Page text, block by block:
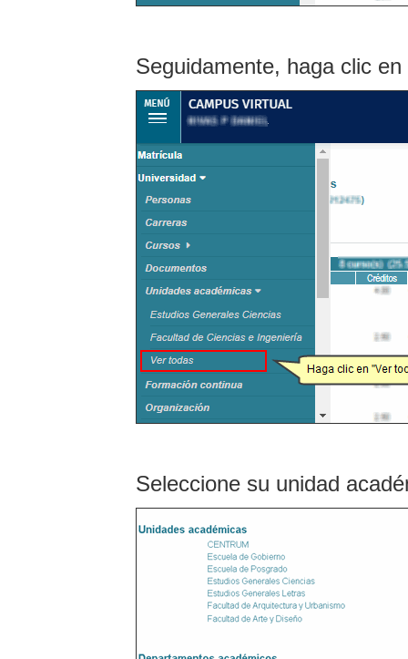
Seguidamente, haga clic en
Seleccione su unidad